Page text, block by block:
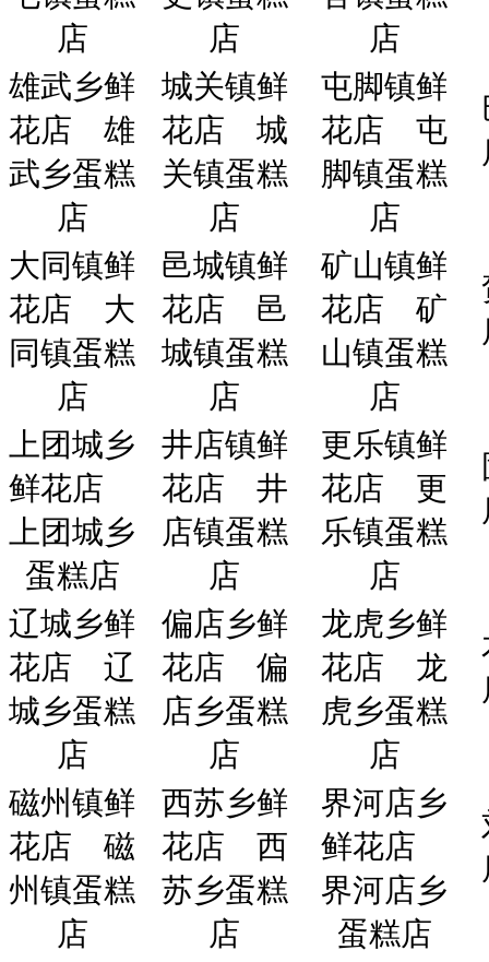
店
店
店
雄武乡鲜
花店
雄
武乡蛋糕
店
城关镇鲜
花店
城
关镇蛋糕
店
屯脚镇鲜
花店
屯
脚镇蛋糕
店
大同镇鲜
花店
大
同镇蛋糕
店
邑城镇鲜
花店
邑
城镇蛋糕
店
矿山镇鲜
花店
矿
山镇蛋糕
店
上团城乡
鲜花店
上团城乡
蛋糕店
井店镇鲜
花店
井
店镇蛋糕
店
更乐镇鲜
花店
更
乐镇蛋糕
店
辽城乡鲜
花店
辽
城乡蛋糕
店
偏店乡鲜
花店
偏
店乡蛋糕
店
龙虎乡鲜
花店
龙
虎乡蛋糕
店
磁州镇鲜
花店
磁
州镇蛋糕
店
西苏乡鲜
花店
西
苏乡蛋糕
店
界河店乡
鲜花店
界河店乡
蛋糕店